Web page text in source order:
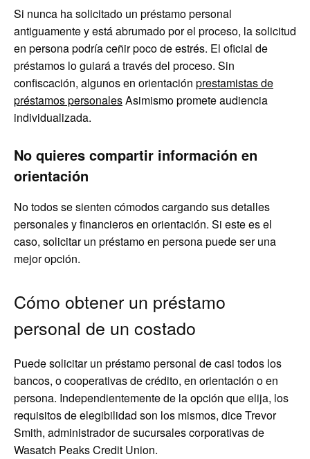
Si nunca ha solicitado un préstamo personal
antiguamente y está abrumado por el proceso, la solicitud
en persona podría ceñir poco de estrés. El oficial de
préstamos lo guiará a través del proceso. Sin
confiscación, algunos en orientación prestamistas de
préstamos personalesAsimismo promete audiencia
individualizada.
No quieres compartir información en
orientación
No todos se sienten cómodos cargando sus detalles
personales y financieros en orientación. Si este es el
caso, solicitar un préstamo en persona puede ser una
mejor opción.
Cómo obtener un préstamo
personal de un costado
Puede solicitar un préstamo personal de casi todos los
bancos, o cooperativas de crédito, en orientación o en
persona. Independientemente de la opción que elija, los
requisitos de elegibilidad son los mismos, dice Trevor
Smith, administrador de sucursales corporativas de
Wasatch Peaks Credit Union.